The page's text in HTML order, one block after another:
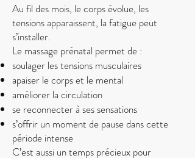
Au fil des mois, le corps évolue, les
tensions apparaissent, la fatigue peut
s’installer.
Le massage prénatal permet de :
soulager les tensions musculaires
apaiser le corps et le mental
améliorer la circulation
se reconnecter à ses sensations
s’offrir un moment de pause dans cette
période intense
C’est aussi un temps précieux pour